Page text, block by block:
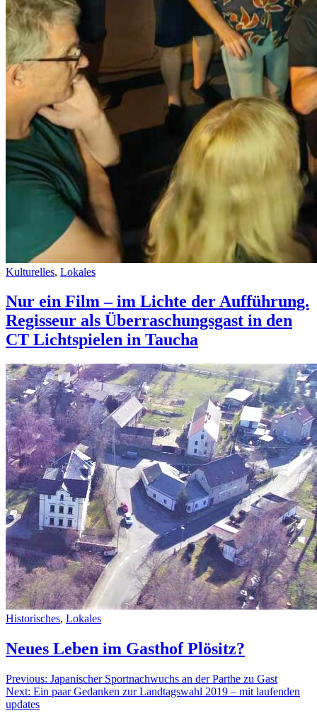
Kulturelles, Lokales
Nur ein Film – im Lichte der Aufführung.
Regisseur als Überraschungsgast in den
CT Lichtspielen in Taucha
Historisches, Lokales
Neues Leben im Gasthof Plösitz?
Beitragsnavigation
Previous: Previous
post:
Japanischer Sportnachwuchs an der Parthe zu Gast
Next: Next
post:
Ein paar Gedanken zur Landtagswahl 2019 – mit laufenden
updates